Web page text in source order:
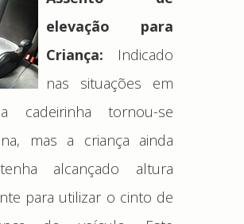
elevação para
Criança: Indicado
nas situações em
cadeirinha tornou-se
mas a criança ainda
alcançado altura
para utilizar o cinto de